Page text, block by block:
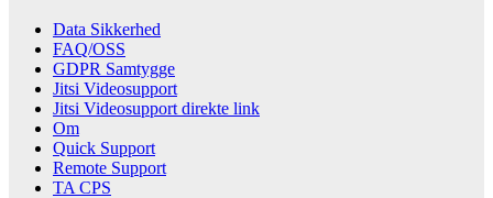
Data Sikkerhed
FAQ/OSS
GDPR Samtygge
Jitsi Videosupport
Jitsi Videosupport direkte link
Om
Quick Support
Remote Support
TA CPS